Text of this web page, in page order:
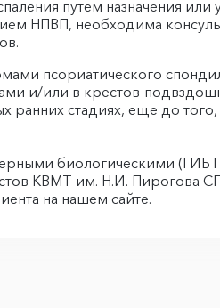
путем назначения
НПВП, необходима
псориатического
и/или в крестов-
стадиях, еще до
биологическими
КВМТ им. Н.И. Пирогова
на нашем сайте.